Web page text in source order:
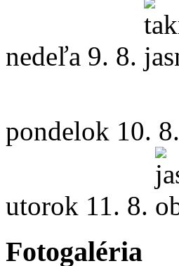
nedeľa 9. 8.
pondelok 10. 8.
utorok 11. 8.
Fotogaléria